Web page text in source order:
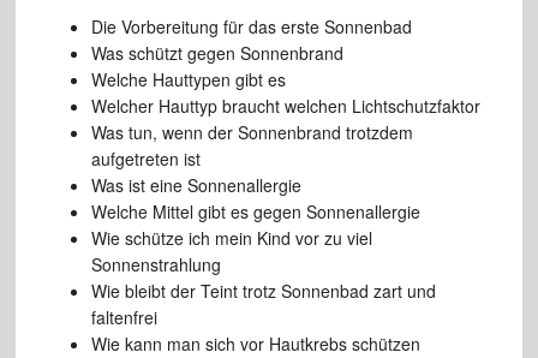
Die Vorbereitung für das erste Sonnenbad
Was schützt gegen Sonnenbrand
Welche Hauttypen gibt es
Welcher Hauttyp braucht welchen Lichtschutzfaktor
Was tun, wenn der Sonnenbrand trotzdem
aufgetreten ist
Was ist eine Sonnenallergie
Welche Mittel gibt es gegen Sonnenallergie
Wie schütze ich mein Kind vor zu viel
Sonnenstrahlung
Wie bleibt der Teint trotz Sonnenbad zart und
faltenfrei
Wie kann man sich vor Hautkrebs schützen